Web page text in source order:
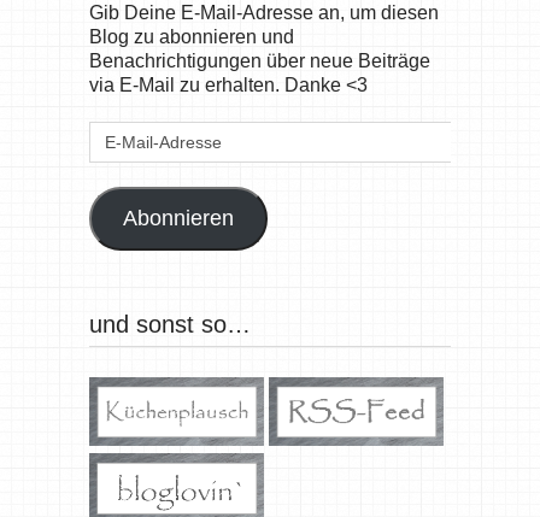
Gib Deine E-Mail-Adresse an, um diesen
Blog zu abonnieren und
Benachrichtigungen über neue Beiträge
via E-Mail zu erhalten. Danke <3
E-
Abonnieren
und sonst so…